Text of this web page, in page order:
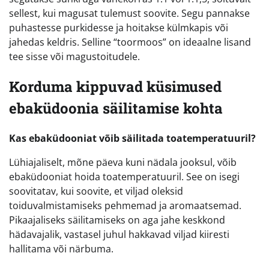
sellest, kui magusat tulemust soovite. Segu pannakse
puhastesse purkidesse ja hoitakse külmkapis või
jahedas keldris. Selline “toormoos” on ideaalne lisand
tee sisse või magustoitudele.
Korduma kippuvad küsimused
ebaküdoonia säilitamise kohta
Kas ebaküdooniat võib säilitada toatemperatuuril?
Lühiajaliselt, mõne päeva kuni nädala jooksul, võib
ebaküdooniat hoida toatemperatuuril. See on isegi
soovitatav, kui soovite, et viljad oleksid
toiduvalmistamiseks pehmemad ja aromaatsemad.
Pikaajaliseks säilitamiseks on aga jahe keskkond
hädavajalik, vastasel juhul hakkavad viljad kiiresti
hallitama või närbuma.